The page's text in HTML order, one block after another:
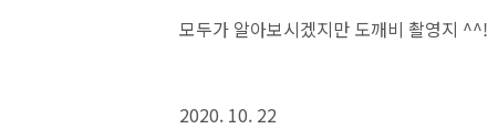
모두가 알아보시겠지만 도깨비 촬영지 ^^!
2020. 10. 22